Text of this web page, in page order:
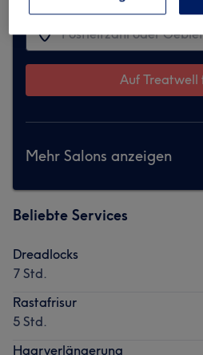
Auf Treatwell
Mehr Salons anzeigen
Beliebte Services
Dreadlocks
7 Std.
Rastafrisur
5 Std.
Haarverlängerung